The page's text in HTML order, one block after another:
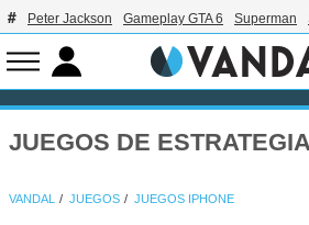
Peter Jackson Gameplay GTA 6 Superman
JUEGOS DE
VANDAL JUEGOS JUEGOS IPHONE